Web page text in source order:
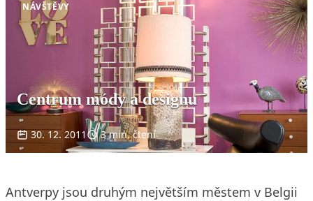
NÁVŠTĚVY
Centrum módy a designu
30. 12. 2011 3 min. čtení
Antverpy jsou druhým největším městem v Belgii